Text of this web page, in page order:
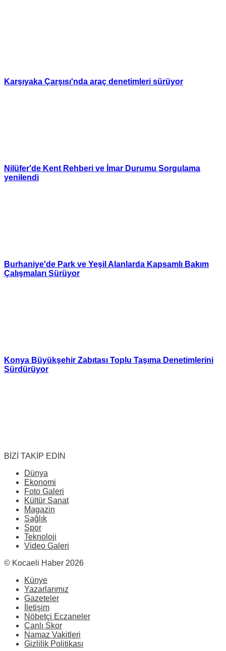
Karşıyaka Çarşısı'nda araç denetimleri sürüyor
Nilüfer'de Kent Rehberi ve İmar Durumu Sorgulama
yenilendi
Burhaniye'de Park ve Yeşil Alanlarda Kapsamlı Bakım
Çalışmaları Sürüyor
Konya Büyükşehir Zabıtası Toplu Taşıma Denetimlerini
Sürdürüyor
BİZİ TAKİP EDİN
Dünya
Ekonomi
Foto Galeri
Kültür Sanat
Magazin
Sağlık
Spor
Teknoloji
Video Galeri
© Kocaeli Haber 2026
Künye
Yazarlarımız
Gazeteler
İletişim
Nöbetçi Eczaneler
Canlı Skor
Namaz Vakitleri
Gizlilik Politikası